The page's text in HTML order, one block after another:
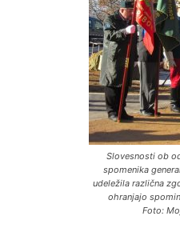
Slovesnosti ob
spomenika
udeležila različna
ohranjajo
Foto: